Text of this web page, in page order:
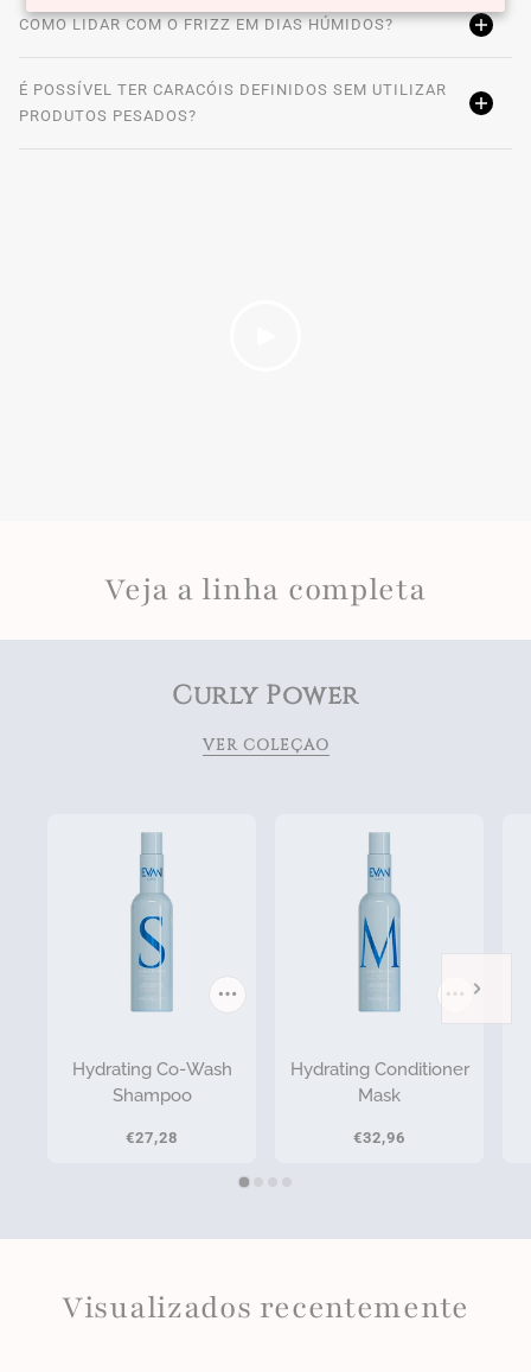
COMO LIDAR COM O FRIZZ EM DIAS HÚMIDOS?
É POSSÍVEL TER CARACÓIS DEFINIDOS SEM UTILIZAR
PRODUTOS PESADOS?
Veja a linha completa
Curly Power
VER COLEÇÃO
Hydrating Co-Wash
Shampoo
€27,28
Hydrating Conditioner
Mask
€32,96
Visualizados recentemente